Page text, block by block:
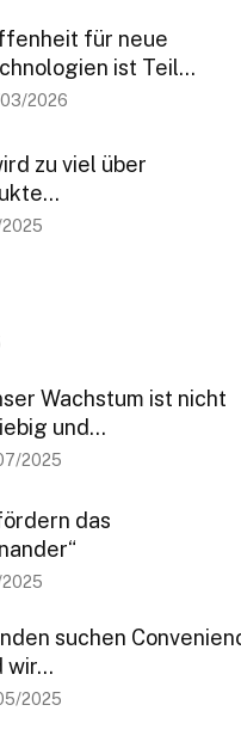
für neue
ist Teil...
2026
zu viel über
Wachstum ist nicht
und...
2025
das
suchen
wir...
2025